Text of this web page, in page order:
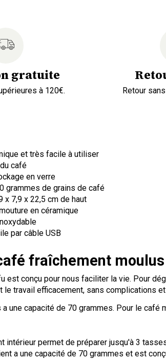
gratuite
à 120€. Retour
et très facile à utiliser
café
en verre
grammes de grains de café
x 7,9 x 22,5 cm de haut
en céramique
par câble USB
fraîchement
est conçu pour nous faciliter la vie. Pour
le travail efficacement, sans complications
a une capacité de 70 grammes. Pour le
intérieur permet de préparer jusqu'à 3
a une capacité de 70 grammes et est